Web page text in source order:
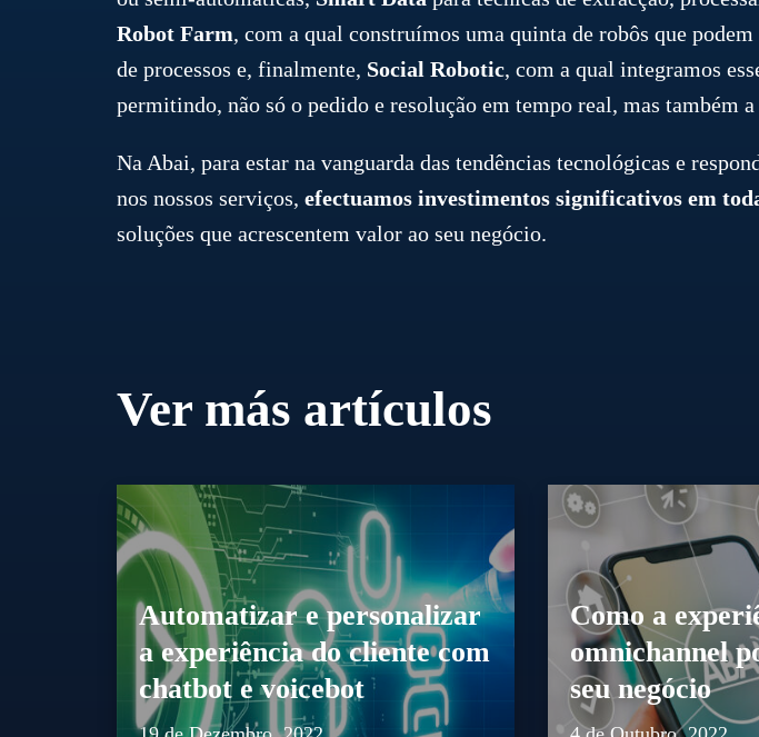
Robot Farm, com a qual construímos uma quinta de robôs que
de processos e, finalmente, Social Robotic, com a qual integramos
permitindo, não só o pedido e resolução em tempo real, mas também
Na Abai, para estar na vanguarda das tendências tecnológicas e
nos nossos serviços, efectuamos investimentos significativos em
soluções que acrescentem valor ao seu negócio.
Ver más artículos
Automatizar e personalizar
a experiência do cliente com
chatbot e voicebot
Como a
omnichannel
seu negócio